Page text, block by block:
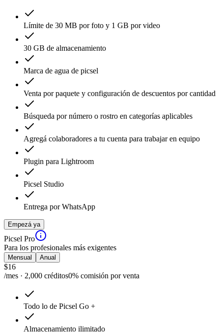
Límite de 30 MB por foto y 1 GB por video
30 GB de almacenamiento
Marca de agua de picsel
Venta por paquete y configuración de descuentos por cantidad
Búsqueda por número o rostro en categorías aplicables
Agregá colaboradores a tu cuenta para trabajar en equipo
Plugin para Lightroom
Picsel Studio
Entrega por WhatsApp
Empezá ya
Picsel Pro
Para los profesionales más exigentes
Mensual Anual
$16
/mes · 2,000 créditos0% comisión por venta
Todo lo de Picsel Go +
Almacenamiento ilimitado